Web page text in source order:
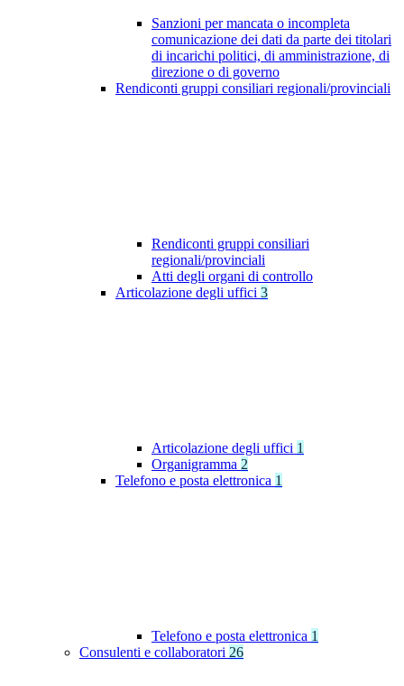
Sanzioni per mancata o incompleta
comunicazione dei dati da parte dei titolari
di incarichi politici, di amministrazione, di
direzione o di governo
Rendiconti gruppi consiliari regionali/provinciali
Rendiconti gruppi consiliari
regionali/provinciali
Atti degli organi di controllo
Articolazione degli uffici 3
Articolazione degli uffici 1
Organigramma 2
Telefono e posta elettronica 1
Telefono e posta elettronica 1
Consulenti e collaboratori 26